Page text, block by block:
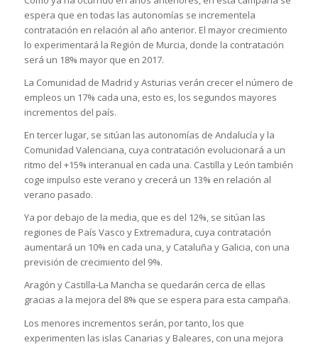
espera que en todas las autonomías se incrementela
contratación en relación al año anterior. El mayor crecimiento
lo experimentará la Región de Murcia, donde la contratación
será un 18% mayor que en 2017.
La Comunidad de Madrid y Asturias verán crecer el número de
empleos un 17% cada una, esto es, los segundos mayores
incrementos del país.
En tercer lugar, se sitúan las autonomías de Andalucía y la
Comunidad Valenciana, cuya contratación evolucionará a un
ritmo del +15% interanual en cada una. Castilla y León también
coge impulso este verano y crecerá un 13% en relación al
verano pasado.
Ya por debajo de la media, que es del 12%, se sitúan las
regiones de País Vasco y Extremadura, cuya contratación
aumentará un 10% en cada una, y Cataluña y Galicia, con una
previsión de crecimiento del 9%.
Aragón y Castilla-La Mancha se quedarán cerca de ellas
gracias a la mejora del 8% que se espera para esta campaña.
Los menores incrementos serán, por tanto, los que
experimenten las islas Canarias y Baleares, con una mejora